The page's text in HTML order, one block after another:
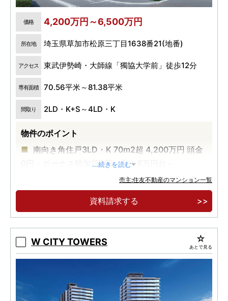
価格 4,200万円～6,500万円
所在地 埼玉県草加市松原三丁目1638番21(地番)
アクセス 東武伊勢崎・大師線「獨協大学前」徒歩12分
専有面積 70.56平米～81.38平米
間取り 2LD・K+S～4LD・K
物件のポイント
南向き角住戸3LD・K 70m2超 4,200万円 頭金
0円・ボーナス時加算0円・月々8万円台～
住友不動産と東武鉄道が贈るソライエシリーズ
の集大成。建物内モデルルームオープン！
...続きを読む
売主:住友不動産のマンション一覧
資料請求する
W CITY TOWERS あとで見る